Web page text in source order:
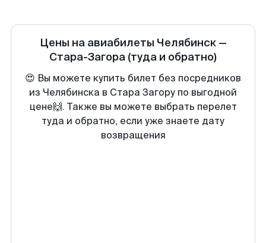
Цены на авиабилеты Челябинск—
Стара-Загора (туда и обратно)
😍 Вы можете купить билет без посредников
из Челябинска в Стара Загору по выгодной
цене🙌. Также вы можете выбрать перелет
туда и обратно, если уже знаете дату
возвращения